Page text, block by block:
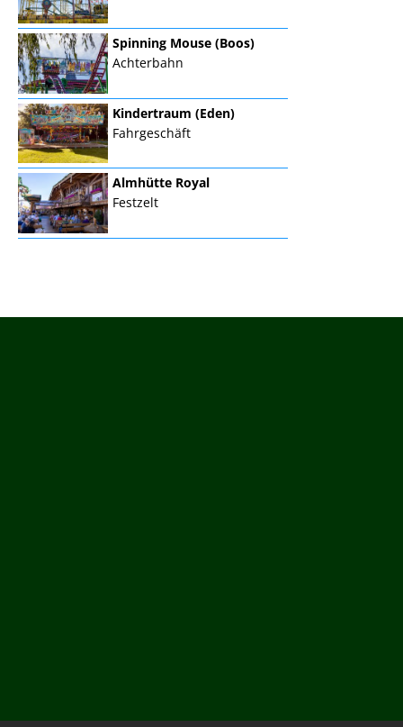
Spinning Mouse (Boos)
Achterbahn
Kindertraum (Eden)
Fahrgeschäft
Almhütte Royal
Festzelt